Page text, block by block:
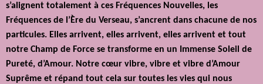
s’alignent totalement à ces Fréquences Nouvelles, les
Fréquences de l’Ère du Verseau, s’ancrent dans chacune de nos
particules. Elles arrivent, elles arrivent, elles arrivent et tout
notre Champ de Force se transforme en un Immense Soleil de
Pureté, d’Amour. Notre cœur vibre, vibre et vibre d’Amour
Suprême et répand tout cela sur toutes les vies qui nous